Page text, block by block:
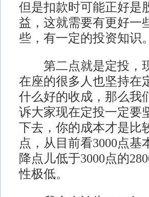
但是扣款时可能正好是
益，这就需要有更好一
些，有一定的投资知识。
第二点就是定投，现
在座的很多人也坚持在
什么好的收成，那么我
诉大家现在定投一定要
下去，你的成本才是比
点，从目前看3000点
降点儿低于3000点的
性极低。